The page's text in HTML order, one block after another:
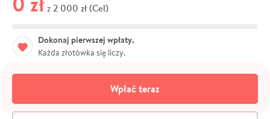
z 2 000 zł (Cel)
Dokonaj pierwszej wpłaty.
Każda złotówka się liczy.
Wpłać teraz